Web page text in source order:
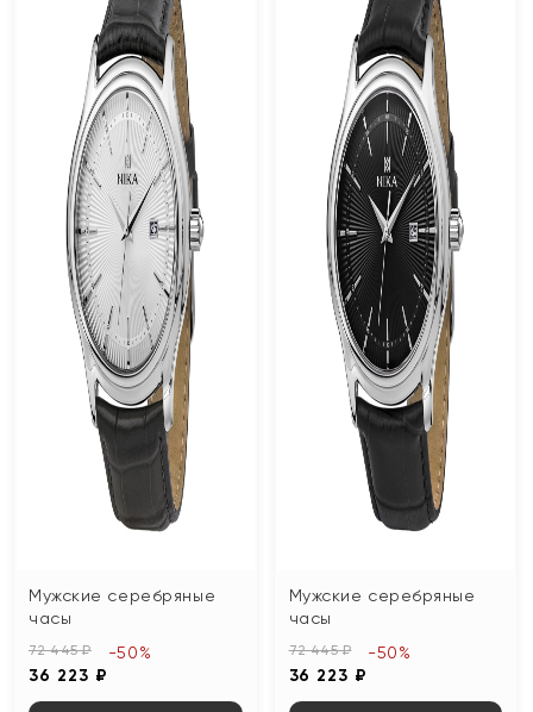
Мужские серебряные
часы
72 445 ₽
36 223 ₽
-50%
Мужские серебряные
часы
72 445 ₽
36 223 ₽
-50%